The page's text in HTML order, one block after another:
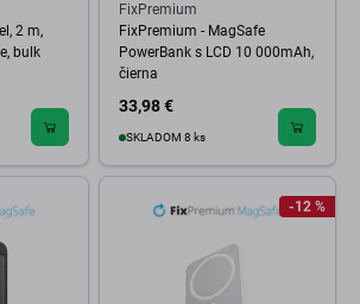
2 m,
bulk
FixPremium
FixPremium - MagSafe
PowerBank s LCD 10 000mAh,
čierna
33,98 €
SKLADOM 8 ks
-12 %